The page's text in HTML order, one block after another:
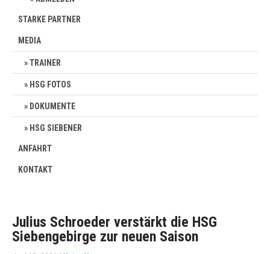
STARKE PARTNER
MEDIA
TRAINER
HSG FOTOS
DOKUMENTE
HSG SIEBENER
ANFAHRT
KONTAKT
Julius Schroeder verstärkt die HSG
Siebengebirge zur neuen Saison